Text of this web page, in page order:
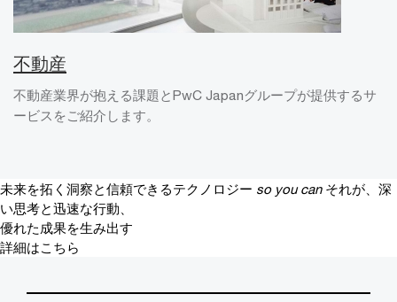
不動産
不動産業界が抱える課題とPwC Japanグループが提供するサ
ービスをご紹介します。
未来を拓く洞察と信頼できるテクノロジー so you can それが、深
い思考と迅速な行動、
優れた成果を生み出す
詳細はこちら